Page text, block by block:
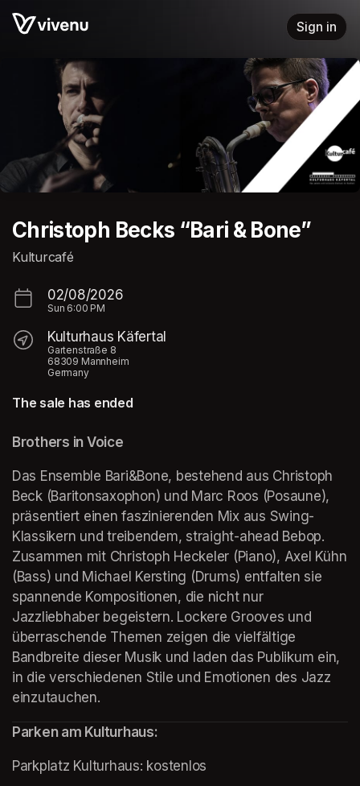
Skip header
Sign in
Christoph Becks “Bari & Bone”
Kulturcafé
02/08/2026
Sun 6:00 PM
Kulturhaus Käfertal
Gartenstraße 8
68309 Mannheim
Germany
The sale has ended
Brothers in Voice
Das Ensemble Bari&Bone, bestehend aus Christoph
Beck (Baritonsaxophon) und Marc Roos (Posaune),
präsentiert einen faszinierenden Mix aus Swing-
Klassikern und treibendem, straight-ahead Bebop.
Zusammen mit Christoph Heckeler (Piano), Axel Kühn
(Bass) und Michael Kersting (Drums) entfalten sie
spannende Kompositionen, die nicht nur
Jazzliebhaber begeistern. Lockere Grooves und
überraschende Themen zeigen die vielfältige
Bandbreite dieser Musik und laden das Publikum ein,
in die verschiedenen Stile und Emotionen des Jazz
einzutauchen.
Parken am Kulturhaus:
Parkplatz Kulturhaus: kostenlos